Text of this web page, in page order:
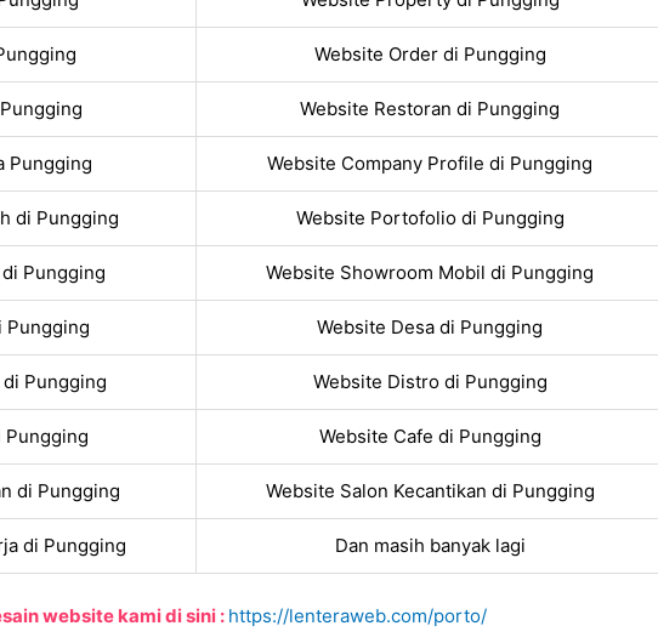
Website Order di Pungging
Website Restoran di Pungging
Pungging Website Company Profile di Pungging
di Pungging Website Portofolio di Pungging
Pungging Website Showroom Mobil di Pungging
Pungging Website Desa di Pungging
Pungging Website Distro di Pungging
Pungging Website Cafe di Pungging
di Pungging Website Salon Kecantikan di Pungging
di Pungging Dan masih banyak lagi
website kami di sini : https://lenteraweb.com/porto/